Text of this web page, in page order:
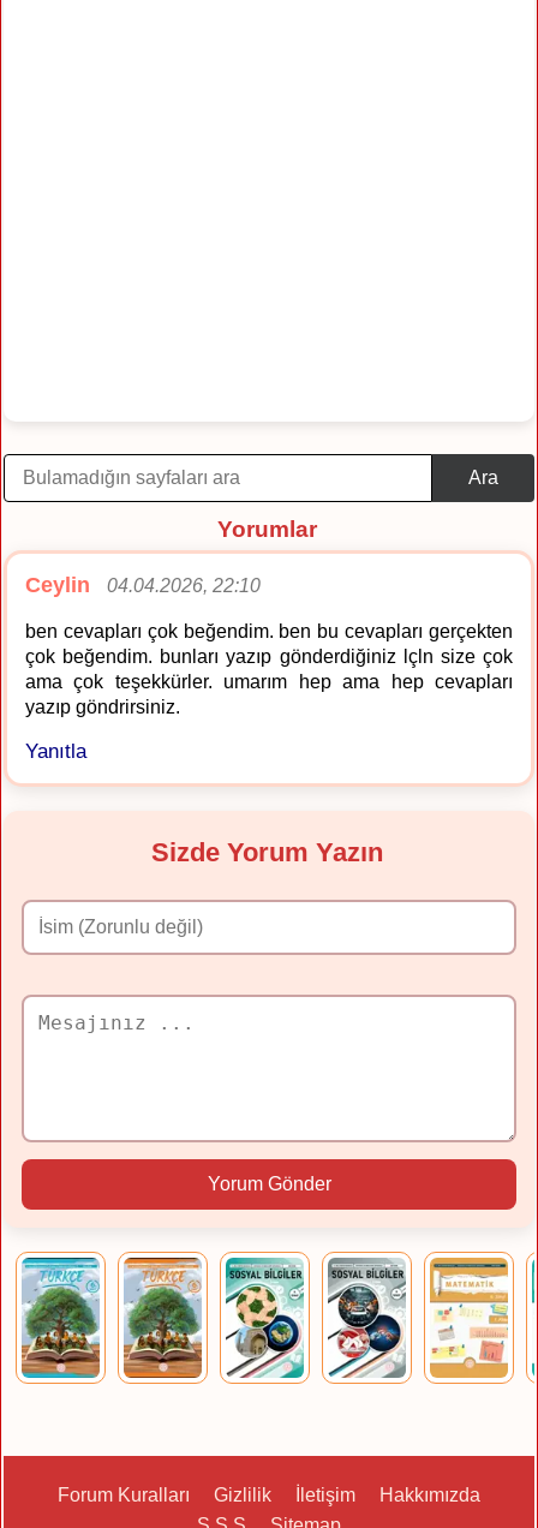
Ara
Yorumlar
Ceylin 04.04.2026, 22:10
ben cevapları çok beğendim. ben bu cevapları gerçekten
çok beğendim. bunları yazıp gönderdiğiniz lçln size çok
ama çok teşekkürler. umarım hep ama hep cevapları
yazıp göndrirsiniz.
Yanıtla
Sizde Yorum Yazın
Yorum Gönder
Forum Kuralları Gizlilik İletişim
Hakkımızda